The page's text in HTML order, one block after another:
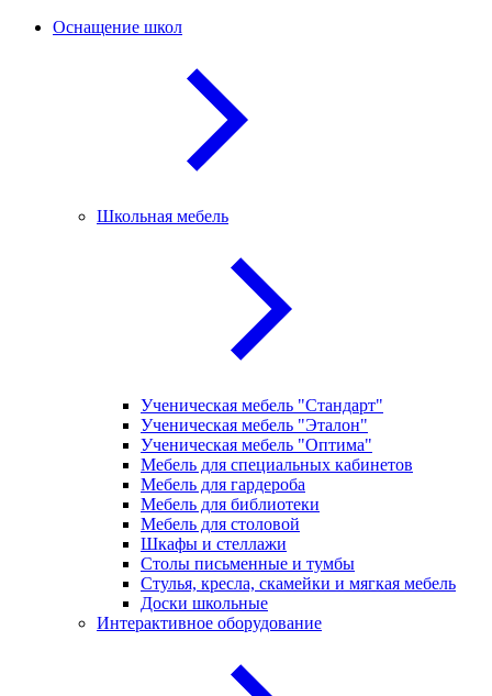
Оснащение школ
Школьная мебель
Ученическая мебель "Стандарт"
Ученическая мебель "Эталон"
Ученическая мебель "Оптима"
Мебель для специальных кабинетов
Мебель для гардероба
Мебель для библиотеки
Мебель для столовой
Шкафы и стеллажи
Столы письменные и тумбы
Стулья, кресла, скамейки и мягкая мебель
Доски школьные
Интерактивное оборудование